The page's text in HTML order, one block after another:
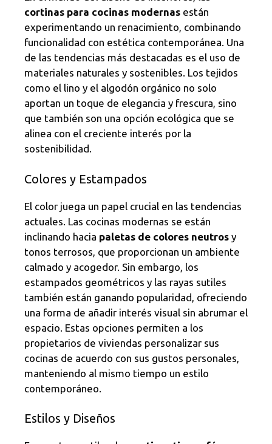
cortinas para cocinas modernas están
experimentando un renacimiento, combinando
funcionalidad con estética contemporánea. Una
de las tendencias más destacadas es el uso de
materiales naturales y sostenibles. Los tejidos
como el lino y el algodón orgánico no solo
aportan un toque de elegancia y frescura, sino
que también son una opción ecológica que se
alinea con el creciente interés por la
sostenibilidad.
Colores y Estampados
El color juega un papel crucial en las tendencias
actuales. Las cocinas modernas se están
inclinando hacia paletas de colores neutros y
tonos terrosos, que proporcionan un ambiente
calmado y acogedor. Sin embargo, los
estampados geométricos y las rayas sutiles
también están ganando popularidad, ofreciendo
una forma de añadir interés visual sin abrumar el
espacio. Estas opciones permiten a los
propietarios de viviendas personalizar sus
cocinas de acuerdo con sus gustos personales,
manteniendo al mismo tiempo un estilo
contemporáneo.
Estilos y Diseños